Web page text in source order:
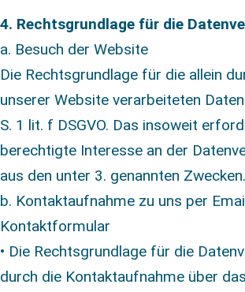
4. Rechtsgrundlage für die
a. Besuch der Website
Die Rechtsgrundlage für die allein
unserer Website verarbeiteten
S. 1 lit. f DSGVO. Das insoweit
berechtigte Interesse an der
aus den unter 3. genannten Zwecken.
b. Kontaktaufnahme zu uns per
Kontaktformular
• Die Rechtsgrundlage für die
durch die Kontaktaufnahme über das